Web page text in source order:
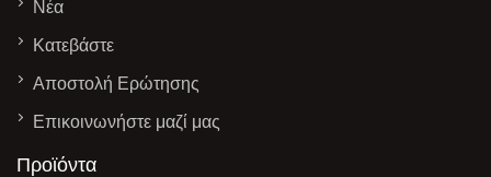
Νέα
Κατεβάστε
Αποστολή Ερώτησης
Επικοινωνήστε μαζί μας
Προϊόντα